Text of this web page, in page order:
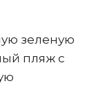
зеленую
пляж с